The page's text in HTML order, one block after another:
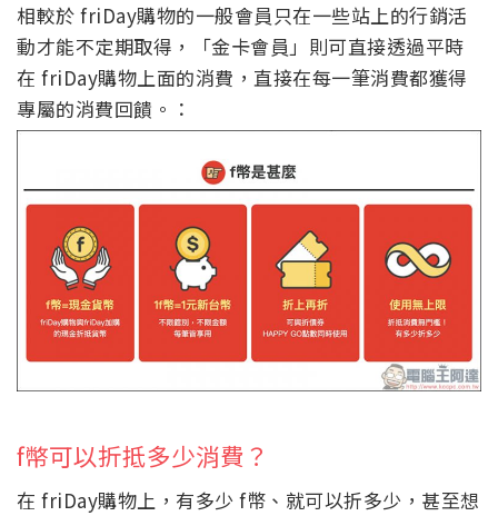
相較於 friDay購物的一般會員只在一些站上的行銷活
動才能不定期取得，「金卡會員」則可直接透過平時
在 friDay購物上面的消費，直接在每一筆消費都獲得
專屬的消費回饋。：
f幣可以折抵多少消費？
在 friDay購物上，有多少 f幣、就可以折多少，甚至想